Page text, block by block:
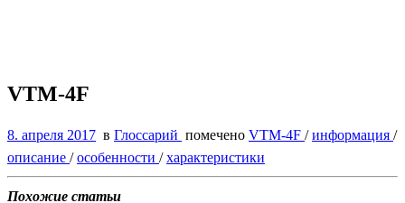
VTM-4F
8. апреля 2017 в Глоссарий помечено VTM-4F /информация /
описание /особенности /характеристики
Похожие статьи